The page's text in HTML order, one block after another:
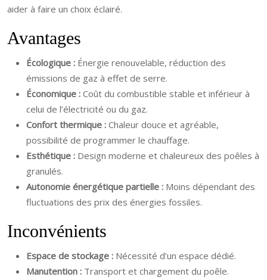
aider à faire un choix éclairé.
Avantages
Écologique : Énergie renouvelable, réduction des
émissions de gaz à effet de serre.
Économique : Coût du combustible stable et inférieur à
celui de l’électricité ou du gaz.
Confort thermique : Chaleur douce et agréable,
possibilité de programmer le chauffage.
Esthétique : Design moderne et chaleureux des poêles à
granulés.
Autonomie énergétique partielle : Moins dépendant des
fluctuations des prix des énergies fossiles.
Inconvénients
Espace de stockage : Nécessité d’un espace dédié.
Manutention : Transport et chargement du poêle.